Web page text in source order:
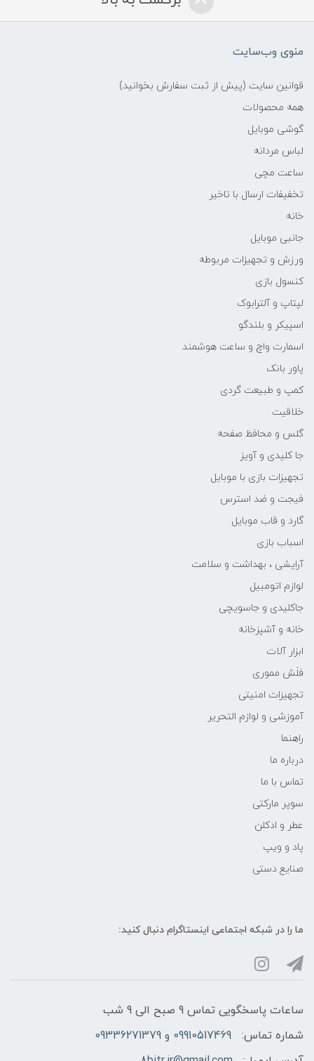
منوی وب‌سایت
قوانین سایت (پیش از ثبت سفارش بخوانید)
همه محصولات
گوشی موبایل
لباس مردانه
ساعت مچی
تخفیفات ارسال با تاخیر
خانه
جانبی موبایل
ورزش و تجهیزات مربوطه
کنسول بازی
لپتاپ و آلترابوک
اسپیکر و بلندگو
اسمارت واچ و ساعت هوشمند
پاور بانک
کمپ و طبیعت گردی
خلاقیت
گلس و محافظ صفحه
جا کلیدی و آویز
تجهیزات بازی با موبایل
فیجت و ضد استرس
گارد و قاب موبایل
اسباب بازی
آرایشی ، بهداشت و سلامت
لوازم اتومبیل
جاکلیدی و جاسویچی
خانه و آشپزخانه
ابزار آلات
فلَش مموری
تجهیزات امنیتی
آموزشی و لوازم التحریر
راهنما
درباره ما
تماس با ما
سوپر مارکتی
عطر و ادکلن
پاد و ویپ
صنایع دستی
ما را در شبکه‌ اجتماعی اینستاگرام دنبال کنید:
ساعات پاسخگویی تماس 9 صبح الی 9 شب
شماره تماس:
09910517469 و 09336271379